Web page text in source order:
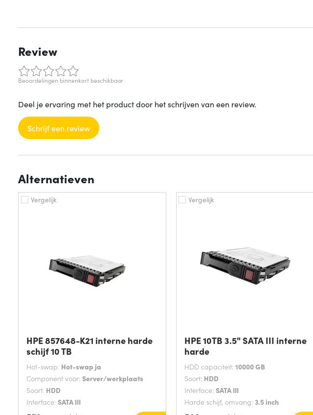
Review
Beoordelingen binnenkort beschikbaar
Deel je ervaring met het product door het schrijven van een review.
Schrijf een review
Alternatieven
Vergelijk
HPE 857648-K21 interne harde
schijf 10 TB
Hot-swap: Hot-swap ja
Component voor: Server/werkplaats
Soort: HDD
Interface: SATA III
Vergelijk
HPE 10TB 3.5" SATA III interne
harde
HDD capaciteit: 10000 GB
Soort: HDD
Interface: SATA III
Harde schijf, omvang: 3.5 inch